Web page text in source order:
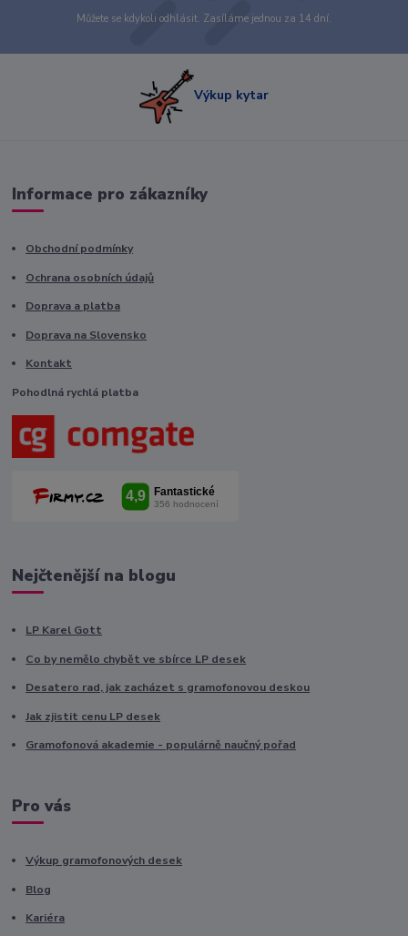
Můžete se kdykoli odhlásit. Zasíláme jednou za 14 dní.
Výkup kytar
Informace pro zákazníky
Obchodní podmínky
Ochrana osobních údajů
Doprava a platba
Doprava na Slovensko
Kontakt
Pohodlná rychlá platba
Nejčtenější na blogu
LP Karel Gott
Co by nemělo chybět ve sbírce LP desek
Desatero rad, jak zacházet s gramofonovou deskou
Jak zjistit cenu LP desek
Gramofonová akademie - populárně naučný pořad
Pro vás
Výkup gramofonových desek
Blog
Kariéra